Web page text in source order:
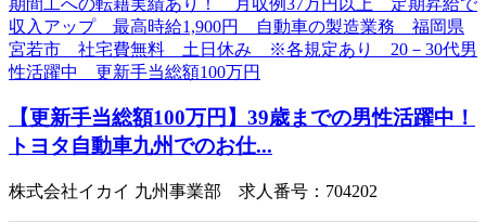
【更新手当総額100万円】39歳までの男性活躍中！
トヨタ自動車九州でのお仕...
株式会社イカイ 九州事業部 求人番号：704202